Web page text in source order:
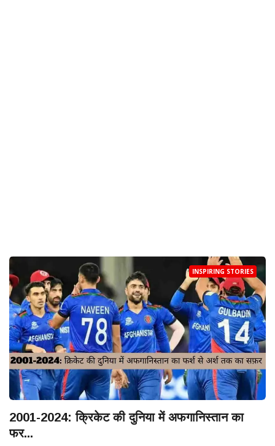
INSPIRING STORIES
2001-2024: क्रिकेट की दुनिया में अफगानिस्तान का
फर...